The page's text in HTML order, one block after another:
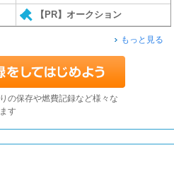
【PR】オークション
もっと見る
の保存や燃費記録など様々な
す